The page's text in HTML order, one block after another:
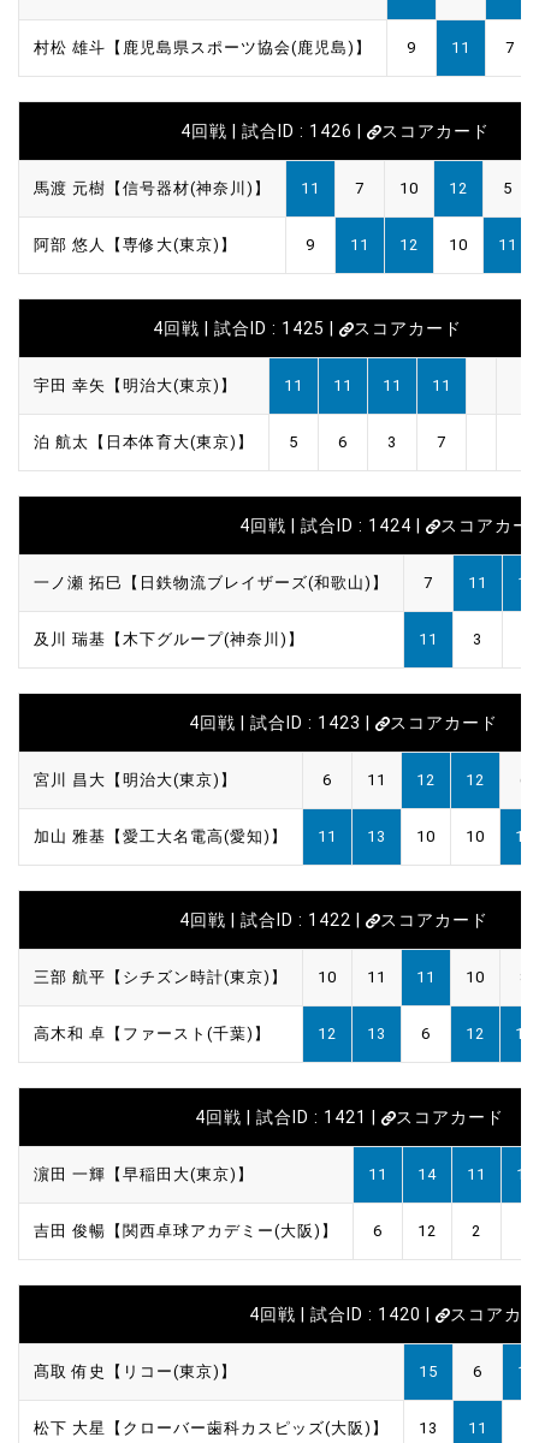
村松 雄斗【鹿児島県スポーツ協会(鹿児島)】 9 11 7
4回戦 | 試合ID : 1426 | スコアカード
馬渡 元樹【信号器材(神奈川)】 11 7 10 12 5
阿部 悠人【専修大(東京)】 9 11 12 10 11
4回戦 | 試合ID : 1425 | スコアカード
宇田 幸矢【明治大(東京)】 11 11 11 11
泊 航太【日本体育大(東京)】 5 6 3 7
4回戦 | 試合ID : 1424 | スコアカー
一ノ瀬 拓巳【日鉄物流ブレイザーズ(和歌山)】 7 11 11
及川 瑞基【木下グループ(神奈川)】 11 3
4回戦 | 試合ID : 1423 | スコアカード
宮川 昌大【明治大(東京)】 6 11 12 12 6
加山 雅基【愛工大名電高(愛知)】 11 13 10 10 11
4回戦 | 試合ID : 1422 | スコアカード
三部 航平【シチズン時計(東京)】 10 11 11 10 8
高木和 卓【ファースト(千葉)】 12 13 6 12 11
4回戦 | 試合ID : 1421 | スコアカード
濵田 一輝【早稲田大(東京)】 11 14 11 11
吉田 俊暢【関西卓球アカデミー(大阪)】 6 12 2
4回戦 | 試合ID : 1420 | スコアカ
髙取 侑史【リコー(東京)】 15 6 11
松下 大星【クローバー歯科カスピッズ(大阪)】 13 11